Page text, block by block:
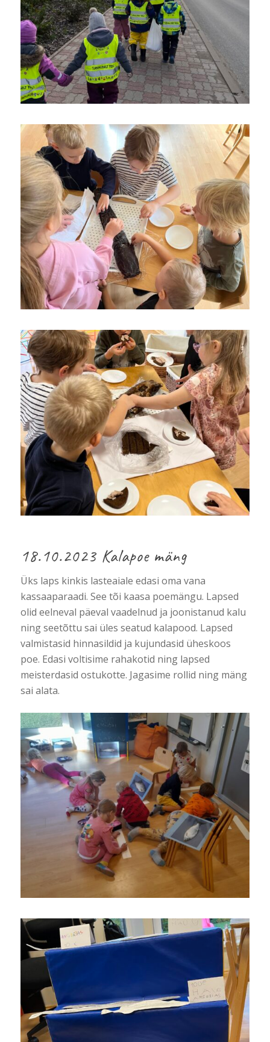
18.10.2023 Kalapoe mäng
Üks laps kinkis lasteaiale edasi oma vana
kassaaparaadi. See tõi kaasa poemängu. Lapsed
olid eelneval päeval vaadelnud ja joonistanud kalu
ning seetõttu sai üles seatud kalapood. Lapsed
valmistasid hinnasildid ja kujundasid üheskoos
poe. Edasi voltisime rahakotid ning lapsed
meisterdasid ostukotte. Jagasime rollid ning mäng
sai alata.